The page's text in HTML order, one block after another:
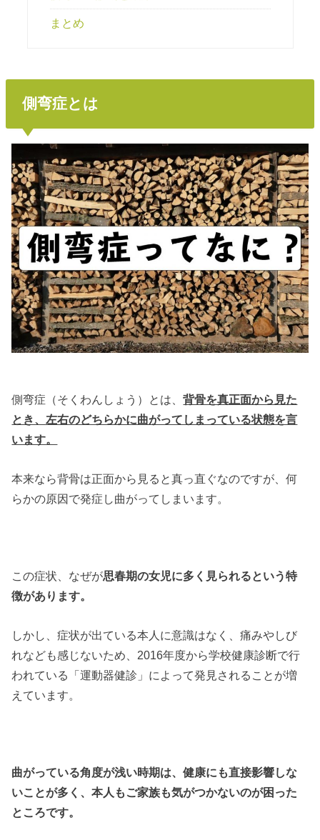
まとめ
側弯症とは
側弯症（そくわんしょう）とは、背骨を真正面から見た
とき、左右のどちらかに曲がってしまっている状態を言
います。
本来なら背骨は正面から見ると真っ直ぐなのですが、何
らかの原因で発症し曲がってしまいます。
この症状、なぜが思春期の女児に多く見られるという特
徴があります。
しかし、症状が出ている本人に意識はなく、痛みやしび
れなども感じないため、2016年度から学校健康診断で行
われている「運動器健診」によって発見されることが増
えています。
曲がっている角度が浅い時期は、健康にも直接影響しな
いことが多く、本人もご家族も気がつかないのが困った
ところです。